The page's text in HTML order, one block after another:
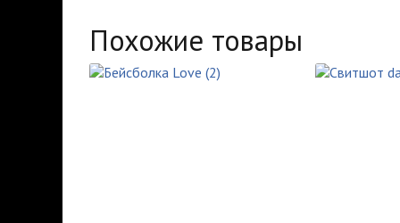
Похожие товары